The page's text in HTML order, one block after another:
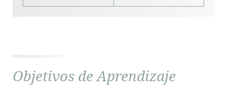
Objetivos de Aprendizaje